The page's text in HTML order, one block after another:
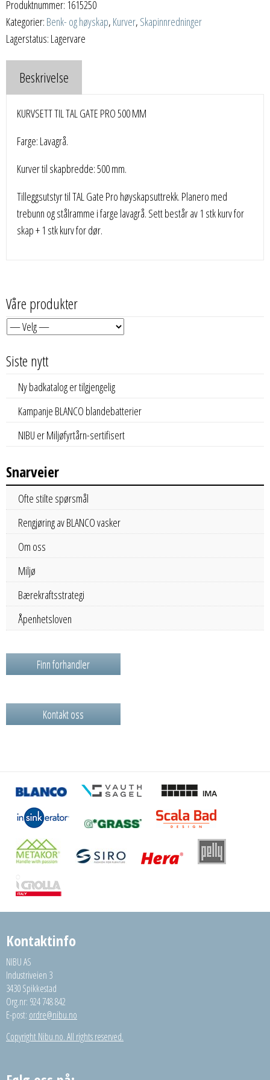
Produktnummer: 1615250
Kategorier: Benk- og høyskap, Kurver, Skapinnredninger
Lagerstatus: Lagervare
Beskrivelse
KURVSETT TIL TAL GATE PRO 500 MM
Farge: Lavagrå.
Kurver til skapbredde: 500 mm.
Tilleggsutstyr til TAL Gate Pro høyskapsuttrekk. Planero med
trebunn og stålramme i farge lavagrå. Sett består av 1 stk kurv for
skap + 1 stk kurv for dør.
Våre produkter
Siste nytt
Ny badkatalog er tilgjengelig
Kampanje BLANCO blandebatterier
NIBU er Miljøfyrtårn-sertifisert
Snarveier
Ofte stilte spørsmål
Rengjøring av BLANCO vasker
Om oss
Miljø
Bærekraftsstrategi
Åpenhetsloven
Finn forhandler
Kontakt oss
Kontaktinfo
NIBU AS
Industriveien 3
3430 Spikkestad
Org.nr: 924 748 842
E-post: ordre@nibu.no
Copyright Nibu.no. All rights reserved.